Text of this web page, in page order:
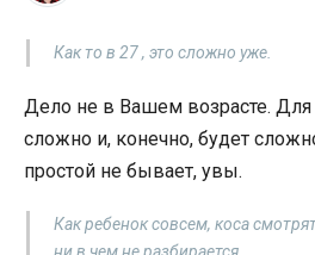
Как то в 27 , это сложно уже.
Дело не в Вашем возрасте. Для
сложно и, конечно, будет
простой не бывает, увы.
Как ребенок совсем, коса